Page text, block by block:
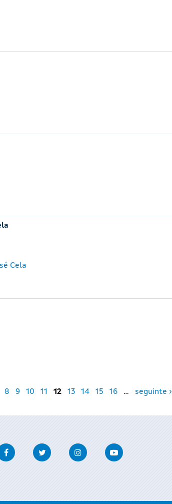
Cela
8 9 10 11 12 13 14 15 16 … seguinte ›
FacebookTwitter InstagramYoutube